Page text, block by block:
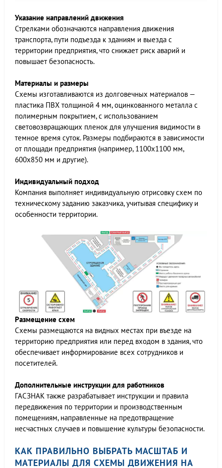
Указание направлений движения
Стрелками обозначаются направления движения
транспорта, пути подъезда к зданиям и выезда с
территории предприятия, что снижает риск аварий и
повышает безопасность.
Материалы и размеры
Схемы изготавливаются из долговечных материалов —
пластика ПВХ толщиной 4 мм, оцинкованного металла с
полимерным покрытием, с использованием
световозвращающих пленок для улучшения видимости в
темное время суток. Размеры подбираются в зависимости
от площади предприятия (например, 1100х1100 мм,
600х850 мм и другие).
Индивидуальный подход
Компания выполняет индивидуальную отрисовку схем по
техническому заданию заказчика, учитывая специфику и
особенности территории.
Размещение схем
Схемы размещаются на видных местах при въезде на
территорию предприятия или перед входом в здания, что
обеспечивает информирование всех сотрудников и
посетителей.
Дополнительные инструкции для работников
ГАСЗНАК также разрабатывает инструкции и правила
передвижения по территории и производственным
помещениям, направленные на предотвращение
несчастных случаев и повышение культуры безопасности.
КАК ПРАВИЛЬНО ВЫБРАТЬ МАСШТАБ И
МАТЕРИАЛЫ ДЛЯ СХЕМЫ ДВИЖЕНИЯ НА